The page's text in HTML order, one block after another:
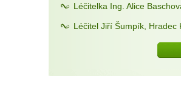
Léčitelka Ing. Alice
Léčitel Jiří Šumpík, Hradec